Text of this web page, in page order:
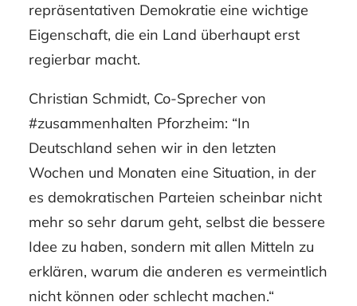
repräsentativen Demokratie eine wichtige
Eigenschaft, die ein Land überhaupt erst
regierbar macht.
Christian Schmidt, Co-Sprecher von
#zusammenhalten Pforzheim: “In
Deutschland sehen wir in den letzten
Wochen und Monaten eine Situation, in der
es demokratischen Parteien scheinbar nicht
mehr so sehr darum geht, selbst die bessere
Idee zu haben, sondern mit allen Mitteln zu
erklären, warum die anderen es vermeintlich
nicht können oder schlecht machen.“